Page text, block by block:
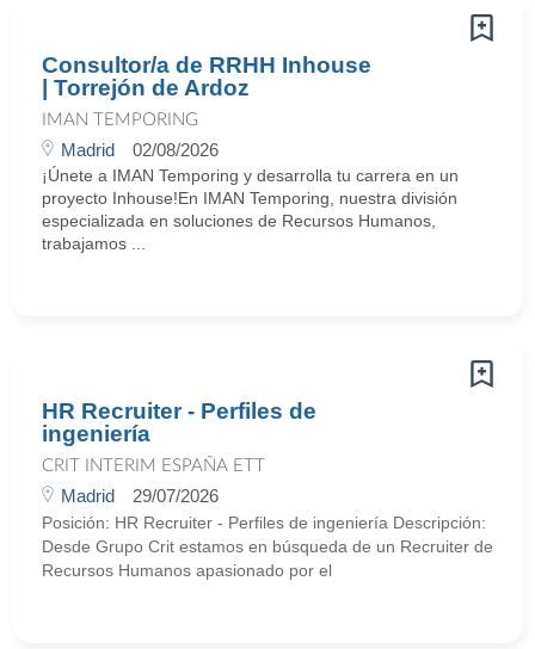
Consultor/a de RRHH Inhouse
| Torrejón de Ardoz
IMAN TEMPORING
Madrid 02/08/2026
¡Únete a IMAN Temporing y desarrolla tu carrera en un
proyecto Inhouse!En IMAN Temporing, nuestra división
especializada en soluciones de Recursos Humanos,
trabajamos ...
HR Recruiter - Perfiles de
ingeniería
CRIT INTERIM ESPAÑA ETT
Madrid 29/07/2026
Posición: HR Recruiter - Perfiles de ingeniería Descripción:
Desde Grupo Crit estamos en búsqueda de un Recruiter de
Recursos Humanos apasionado por el